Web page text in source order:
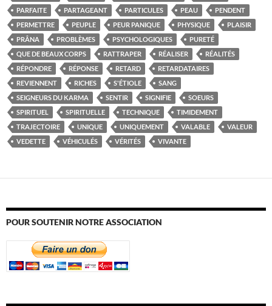
PARFAITE
PARTAGEANT PARTICULES PEAU
PENDENT
PERMETTRE
PEUPLE PEUR PANIQUE PHYSIQUE
PLAISIR
PRÂNA
PROBLÈMES PSYCHOLOGIQUES
PURETÉ
QUE DE BEAUX CORPS
RATTRAPER RÉALISER
RÉALITÉS
RÉPONDRE
RÉPONSE RETARD
RETARDATAIRES
REVIENNENT
RICHES S'ÉTIOLE
SANG
SEIGNEURS DU KARMA
SENTIR SIGNIFIE
SOEURS
SPIRITUEL
SPIRITUELLE TECHNIQUE
TIMIDEMENT
TRAJECTOIRE
UNIQUE UNIQUEMENT VALABLE
VALEUR
VEDETTE
VÉHICULÉS VÉRITÉS VIVANTE
POUR SOUTENIR NOTRE ASSOCIATION